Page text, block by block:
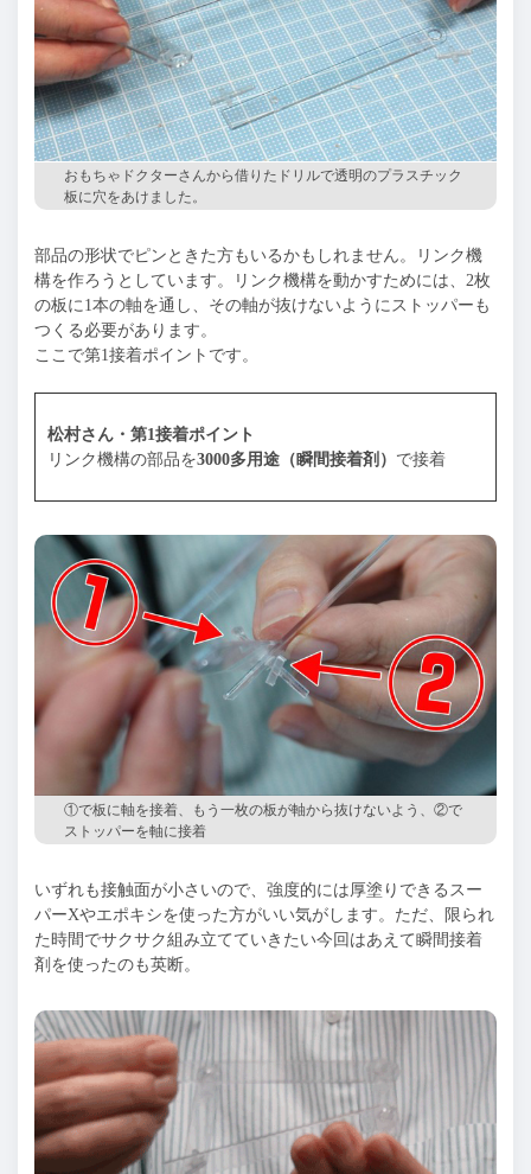
おもちゃドクターさんから借りたドリルで透明のプラスチック
板に穴をあけました。
部品の形状でピンときた方もいるかもしれません。リンク機
構を作ろうとしています。リンク機構を動かすためには、2枚
の板に1本の軸を通し、その軸が抜けないようにストッパーも
つくる必要があります。
ここで第1接着ポイントです。
松村さん・第1接着ポイント
リンク機構の部品を3000多用途（瞬間接着剤） で接着
①で板に軸を接着、もう一枚の板が軸から抜けないよう、②で
ストッパーを軸に接着
いずれも接触面が小さいので、強度的には厚塗りできるスー
パーXやエポキシを使った方がいい気がします。ただ、限られ
た時間でサクサク組み立てていきたい今回はあえて瞬間接着
剤を使ったのも英断。